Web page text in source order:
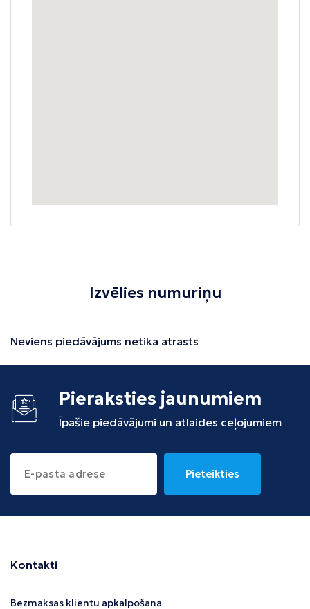
Izvēlies numuriņu
Neviens piedāvājums netika atrasts
Pieraksties jaunumiem
Īpašie piedāvājumi un atlaides ceļojumiem
Pieteikties
Kontakti
Bezmaksas klientu apkalpošana